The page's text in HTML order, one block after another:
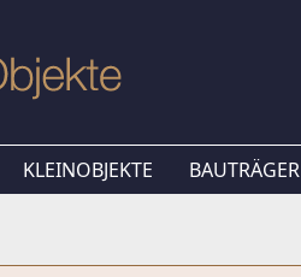
KLEINOBJEKTE BAUTRÄGER